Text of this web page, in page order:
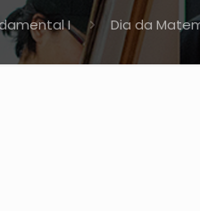
I Dia da